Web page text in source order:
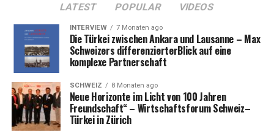
LATEST POPULAR VIDEOS
INTERVIEW 7 Monaten ago
Die Türkei zwischen Ankara und Lausanne – Max
Schweizers differenzierterBlick auf eine
komplexe Partnerschaft
SCHWEIZ 8 Monaten ago
Neue Horizonte im Licht von 100 Jahren
Freundschaft“ – Wirtschaftsforum Schweiz–
Türkei in Zürich